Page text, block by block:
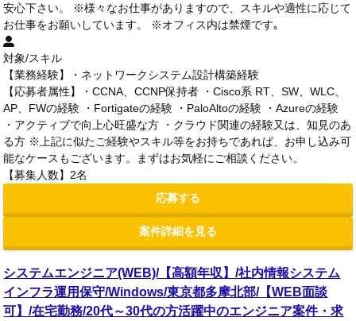
安心下さい。 ※様々なお仕事がありますので、スキルや適性に応じて
お仕事をお願いしています。 ※オフィス内は禁煙です｡
対象/スキル
【業務経験】・ネットワークシステム設計構築経験
【応募者属性】・CCNA、CCNP保持者 ・Cisco系 RT、SW、WLC、
AP、FWの経験 ・Fortigateの経験 ・PaloAltoの経験 ・Azureの経験
・アクティブで向上心旺盛な方 ・クラウド関連の経験又は、知見のあ
る方 ※上記に似たご経験やスキル等をお持ちであれば、お申し込み可
能なケースもございます。まずはお気軽にご相談ください。
【募集人数】2名
応募する
案件詳細を見る
システムエンジニア(WEB)/【高額年収】/社内情報システム
インフラ運用保守/Windows/東京都多摩北部/【WEB面談
可】/在宅勤務/20代～30代の方活躍中のエンジニア案件・求